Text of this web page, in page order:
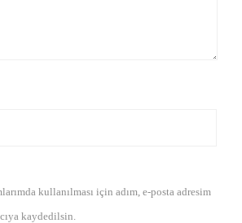
kullanılması için adım, e-posta adresim
kaydedilsin.